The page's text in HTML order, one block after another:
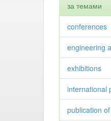
за темами
conferences
engineering
exhibitions
international
publication